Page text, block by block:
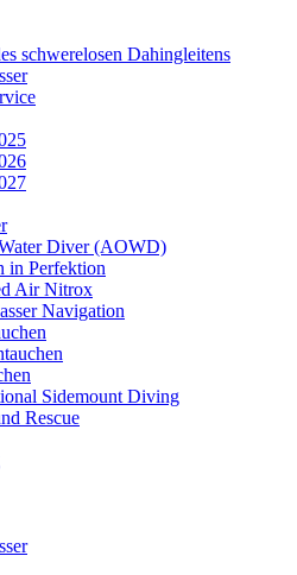
schwerelosen Dahingleitens
Diver (AOWD)
in Perfektion
Air Nitrox
Navigation
Sidemount Diving
Rescue